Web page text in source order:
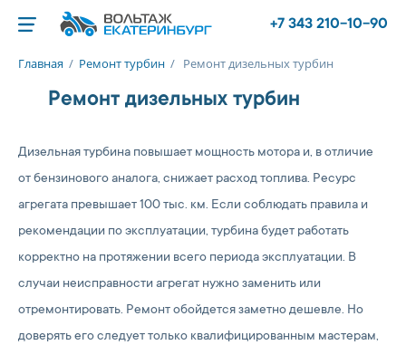
+7 343 210-10-90
Главная / Ремонт турбин / Ремонт дизельных турбин
Ремонт дизельных турбин
Дизельная турбина повышает мощность мотора и, в отличие
от бензинового аналога, снижает расход топлива. Ресурс
агрегата превышает 100 тыс. км. Если соблюдать правила и
рекомендации по эксплуатации, турбина будет работать
корректно на протяжении всего периода эксплуатации. В
случаи неисправности агрегат нужно заменить или
отремонтировать. Ремонт обойдется заметно дешевле. Но
доверять его следует только квалифицированным мастерам,